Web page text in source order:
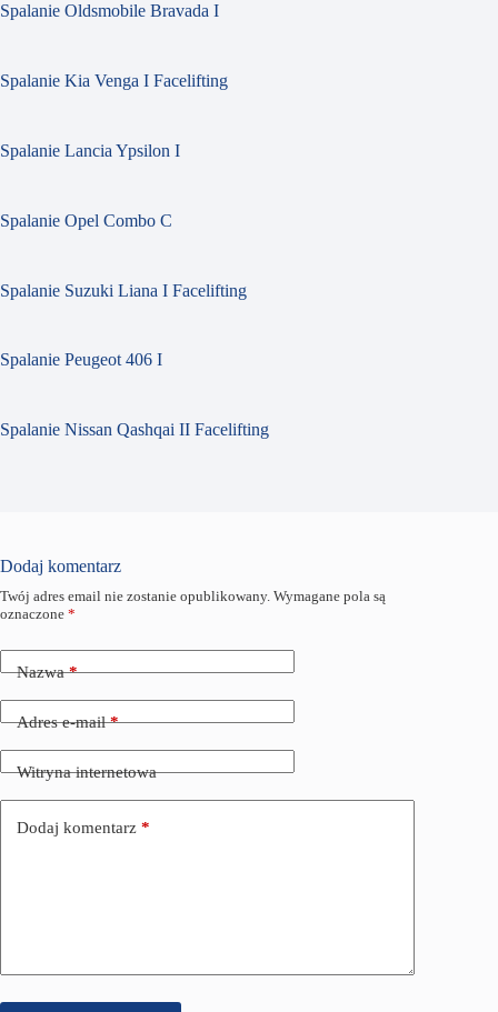
Spalanie Oldsmobile Bravada I
Spalanie Kia Venga I Facelifting
Spalanie Lancia Ypsilon I
Spalanie Opel Combo C
Spalanie Suzuki Liana I Facelifting
Spalanie Peugeot 406 I
Spalanie Nissan Qashqai II Facelifting
Dodaj komentarz
Twój adres email nie zostanie opublikowany. Wymagane pola są
oznaczone *
Nazwa*
Adres e-mail*
Witryna internetowa
Dodaj komentarz *